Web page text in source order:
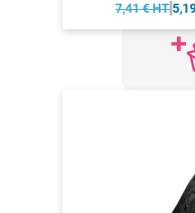
7,41 € HT